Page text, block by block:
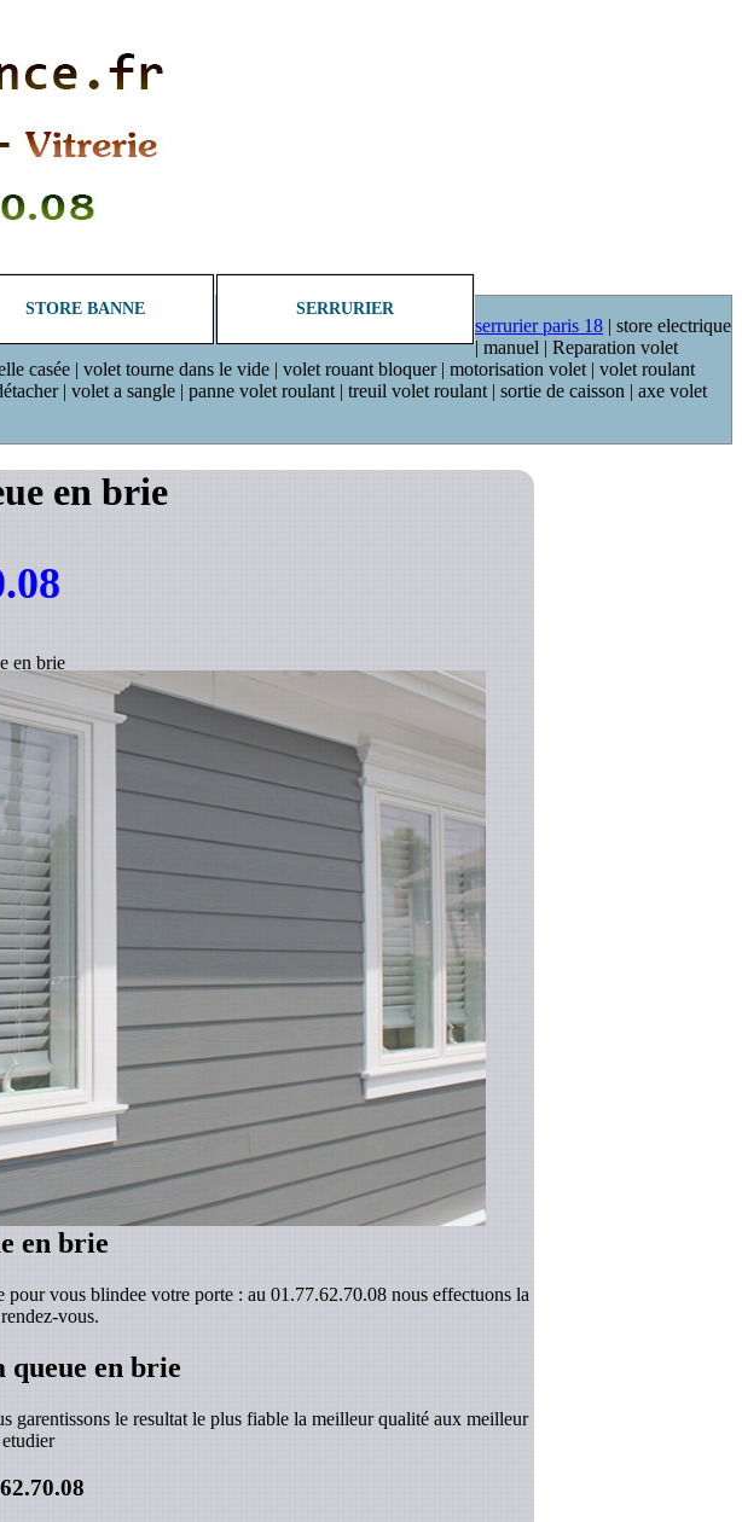
STORE BANNE SERRURIER
serrurier paris 18 | store electrique
| manuel | Reparation volet
casée | volet tourne dans le vide | volet rouant bloquer | motorisation volet | volet roulant
| volet a sangle | panne volet roulant | treuil volet roulant | sortie de caisson | axe volet
en brie
en brie
en brie
vous blindee votre porte : au 01.77.62.70.08 nous effectuons la
vous.
queue en brie
garentissons le resultat le plus fiable la meilleur qualité aux meilleur